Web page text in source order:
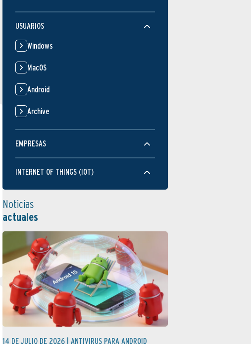
USUARIOS
Windows
MacOS
Android
Archive
EMPRESAS
INTERNET OF THINGS (IOT)
Noticias
actuales
14 DE JULIO DE 2026 | ANTIVIRUS PARA ANDROID